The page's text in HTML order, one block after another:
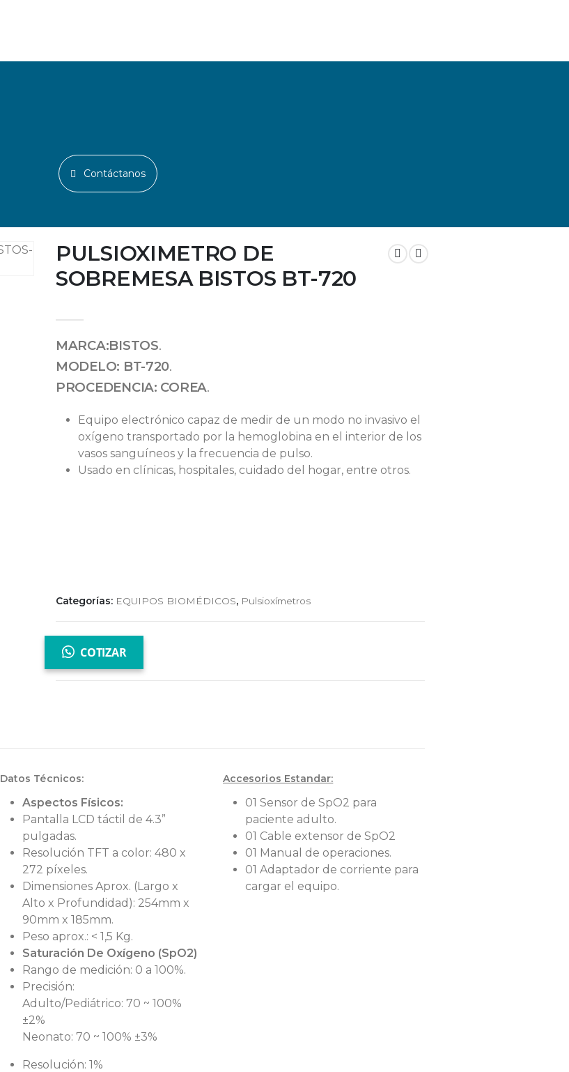
Contáctanos
PULSIOXIMETRO DE
SOBREMESA BISTOS BT-720
MARCA:BISTOS.
MODELO: BT-720.
PROCEDENCIA: COREA.
Equipo electrónico capaz de medir de un modo no invasivo el
oxígeno transportado por la hemoglobina en el interior de los
vasos sanguíneos y la frecuencia de pulso.
Usado en clínicas, hospitales, cuidado del hogar, entre otros.
Categorías: EQUIPOS BIOMÉDICOS, Pulsioxímetros
COTIZAR
Datos Técnicos:
Aspectos Físicos:
Pantalla LCD táctil de 4.3”
pulgadas.
Resolución TFT a color: 480 x
272 píxeles.
Dimensiones Aprox. (Largo x
Alto x Profundidad): 254mm x
90mm x 185mm.
Peso aprox.: < 1,5 Kg.
Saturación De Oxígeno (SpO2)
Rango de medición: 0 a 100%.
Precisión:
Adulto/Pediátrico: 70 ~ 100%
±2%
Neonato: 70 ~ 100% ±3%
Resolución: 1%
Accesorios Estandar:
01 Sensor de SpO2 para
paciente adulto.
01 Cable extensor de SpO2
01 Manual de operaciones.
01 Adaptador de corriente para
cargar el equipo.